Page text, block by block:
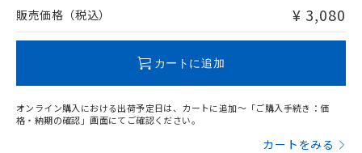
問い合わせください。
販売価格（税込） ¥ 3,080
カートに追加
オンライン購入における出荷予定日は、カートに追加～「ご購入手続き：価
格・納期の確認」画面にてご確認ください。
カートをみる